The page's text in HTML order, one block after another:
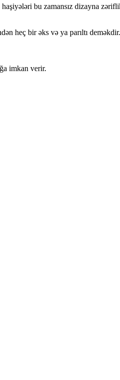
haşiyələri bu zamansız dizayna
heç bir əks və ya parıltı deməkdir.
imkan verir.